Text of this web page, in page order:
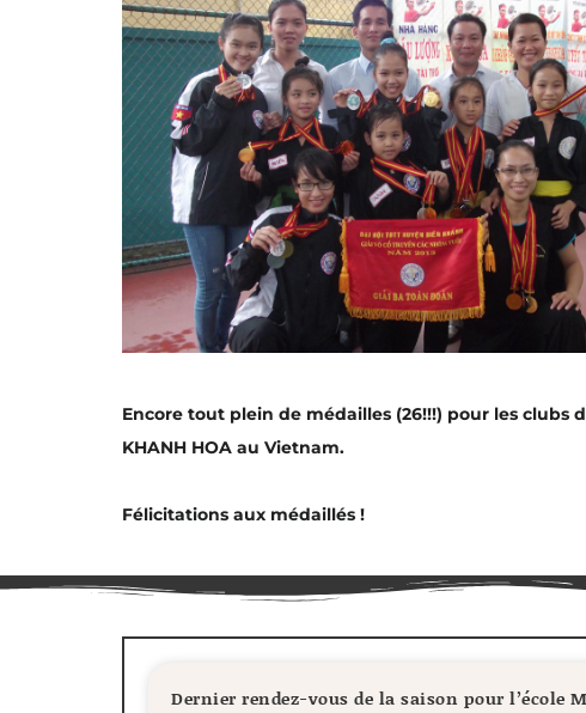
Encore tout plein de médailles (26!!!) pour les
KHANH HOA au Vietnam.
Félicitations aux médaillés !
Dernier rendez-vous de la saison pour l’école